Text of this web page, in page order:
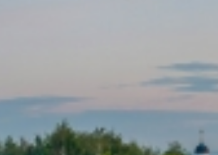
или заказать фотографию?